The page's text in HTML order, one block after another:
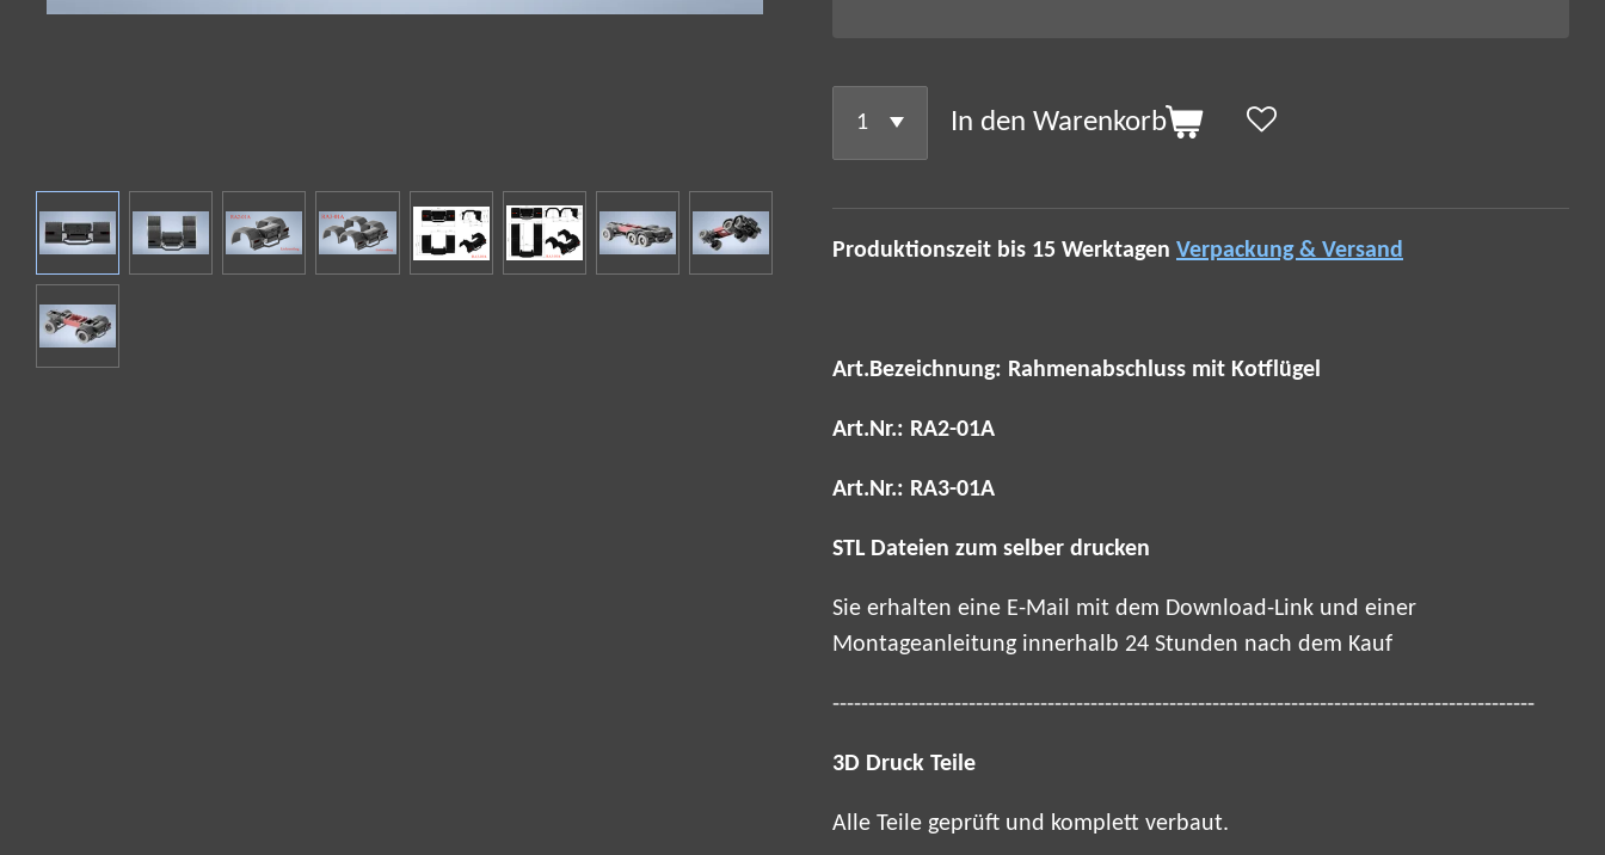
In den Warenkorb
Produktionszeit bis 15 Werktagen Verpackung & Versand
Art.Bezeichnung: Rahmenabschluss mit Kotflügel
Art.Nr.: RA2-01A
Art.Nr.: RA3-01A
STL Dateien zum selber drucken
Sie erhalten eine E-Mail mit dem Download-Link und einer
Montageanleitung innerhalb 24 Stunden nach dem Kauf
--------------------------------------------------------------------------------------------------
3D Druck Teile
Alle Teile geprüft und komplett verbaut.